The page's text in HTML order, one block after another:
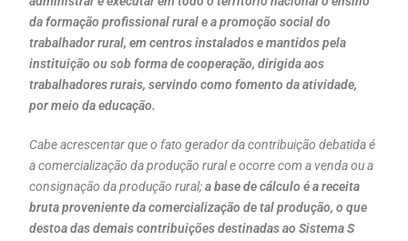
da formação profissional rural e a promoção social do
trabalhador rural, em centros instalados e mantidos pela
instituição ou sob forma de cooperação, dirigida aos
trabalhadores rurais, servindo como fomento da atividade,
por meio da educação.
Cabe acrescentar que o fato gerador da contribuição debatida é
a comercialização da produção rural e ocorre com a venda ou a
consignação da produção rural;a base de cálculo é a receita
bruta proveniente da comercialização de tal produção, o que
destoa das demais contribuições destinadas ao Sistema S